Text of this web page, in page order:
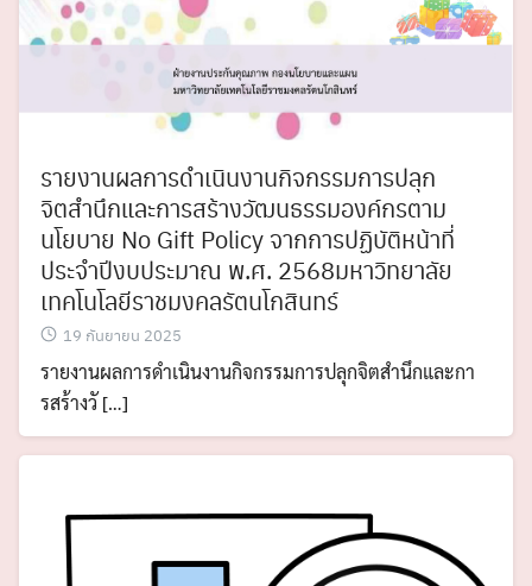
รายงานผลการดำเนินงานกิจกรรมการปลุก
จิตสำนึกและการสร้างวัฒนธรรมองค์กรตาม
นโยบาย No Gift Policy จากการปฏิบัติหน้าที่
ประจำปีงบประมาณ พ.ศ. 2568มหาวิทยาลัย
เทคโนโลยีราชมงคลรัตนโกสินทร์
19 กันยายน 2025
รายงานผลการดำเนินงานกิจกรรมการปลุกจิตสำนึกและกา
รสร้างวั […]